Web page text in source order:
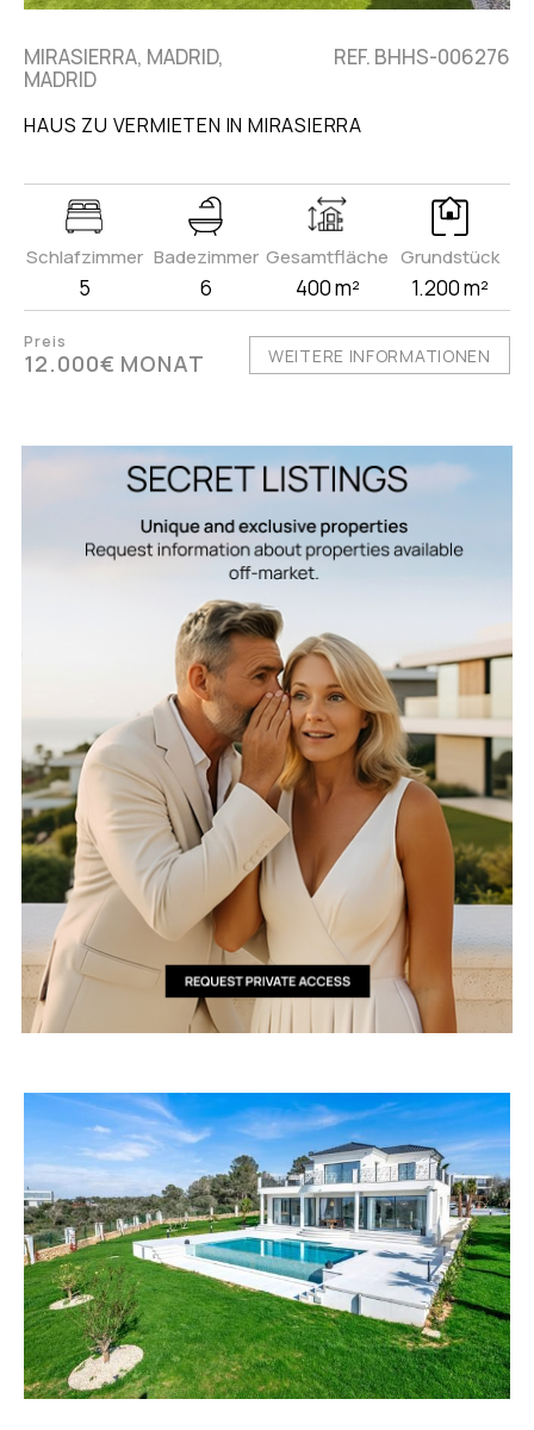
MIRASIERRA, MADRID,
MADRID
REF. BHHS-006276
HAUS ZU VERMIETEN IN MIRASIERRA
Schlafzimmer
5
Badezimmer
6
Gesamtfläche
400 m²
Grundstück
1.200 m²
Preis
12.000€ MONAT WEITERE INFORMATIONEN